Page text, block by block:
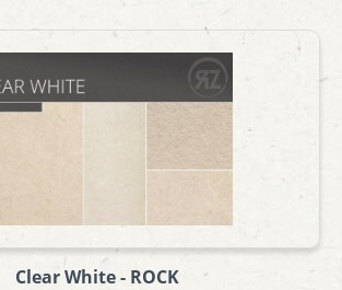
Clear White - ROCK